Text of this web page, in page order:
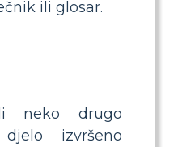
ili glosar.
neko drugo
izvršeno